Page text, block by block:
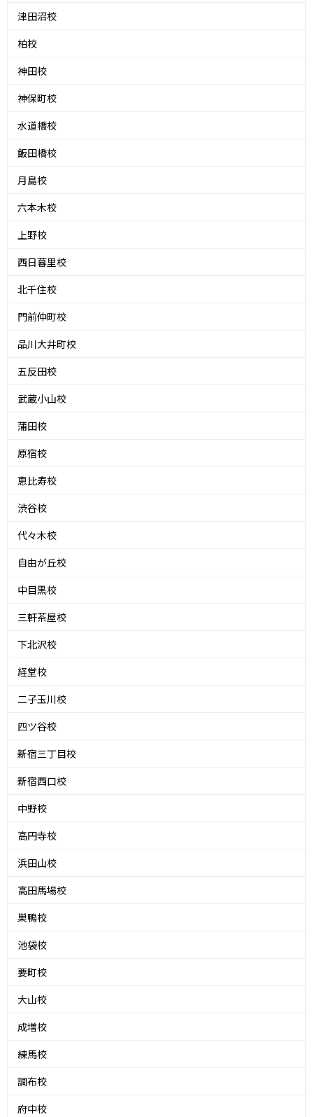
津田沼校
柏校
神田校
神保町校
水道橋校
飯田橋校
月島校
六本木校
上野校
西日暮里校
北千住校
門前仲町校
品川大井町校
五反田校
武蔵小山校
蒲田校
原宿校
恵比寿校
渋谷校
代々木校
自由が丘校
中目黒校
三軒茶屋校
下北沢校
経堂校
二子玉川校
四ツ谷校
新宿三丁目校
新宿西口校
中野校
高円寺校
浜田山校
高田馬場校
巣鴨校
池袋校
要町校
大山校
成増校
練馬校
調布校
府中校